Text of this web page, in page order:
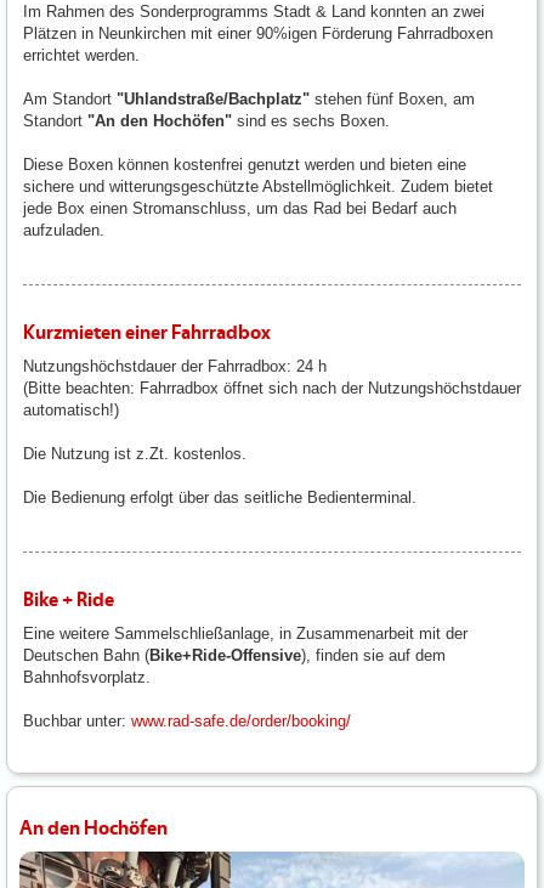
Im Rahmen des Sonderprogramms Stadt & Land konnten an zwei
Plätzen in Neunkirchen mit einer 90%igen Förderung Fahrradboxen
errichtet werden.
Am Standort "Uhlandstraße/Bachplatz" stehen fünf Boxen, am
Standort "An den Hochöfen" sind es sechs Boxen.
Diese Boxen können kostenfrei genutzt werden und bieten eine
sichere und witterungsgeschützte Abstellmöglichkeit. Zudem bietet
jede Box einen Stromanschluss, um das Rad bei Bedarf auch
aufzuladen.
Kurzmieten einer Fahrradbox
Nutzungshöchstdauer der Fahrradbox: 24 h
(Bitte beachten: Fahrradbox öffnet sich nach der Nutzungshöchstdauer
automatisch!)
Die Nutzung ist z.Zt. kostenlos.
Die Bedienung erfolgt über das seitliche Bedienterminal.
Bike + Ride
Eine weitere Sammelschließanlage, in Zusammenarbeit mit der
Deutschen Bahn (Bike+Ride-Offensive), finden sie auf dem
Bahnhofsvorplatz.
Buchbar unter: www.rad-safe.de/order/booking/
An den Hochöfen